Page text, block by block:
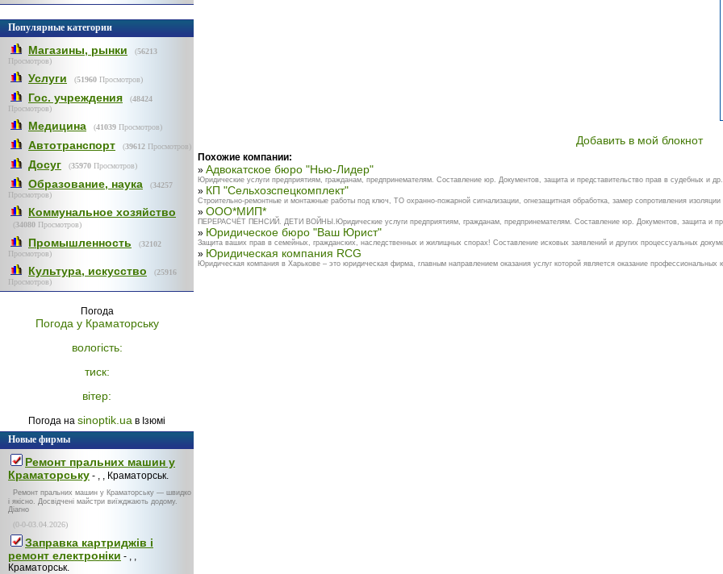
Популярные категории
Магазины, рынки (56213
Просмотров)
Услуги (51960 Просмотров)
Гос. учреждения (48424
Просмотров)
Медицина (41039 Просмотров)
Автотранспорт (39612 Просмотров)
Досуг (35970 Просмотров)
Образование, наука (34257
Просмотров)
Коммунальное хозяйство
(34080 Просмотров)
Промышленность (32102
Просмотров)
Культура, искусство (25916
Просмотров)
Погода
Погода у Краматорську
вологість:
тиск:
вітер:
Погода на sinoptik.ua в Ізюмі
Новые фирмы
Ремонт пральних машин у
Краматорську - , , Краматорськ.
Ремонт пральних машин у Краматорську — швидко
і якісно. Досвідчені майстри виїжджають додому.
Діагно
(0-0-03.04.2026)
Заправка картриджів і
ремонт електроніки - , ,
Краматорськ.
Добавить в мой блокнот
Похожие компании:
» Адвокатское бюро "Нью-Лидер"
Юридические услуги предприятиям, гражданам, предпринемателям. Составление юр. Документов, защита и представительство прав в судебных и
» КП "Сельхозспецкомплект"
Строительно-ремонтные и монтажные работы под ключ, ТО охранно-пожарной сигнализации, огнезащитная обработка, замер сопротивления изоляции
» ООО*МИП*
ПЕРЕРАСЧЁТ ПЕНСИЙ. ДЕТИ ВОЙНЫ.Юридические услуги предприятиям, гражданам, предпринемателям. Составление юр. Документов, защита и
» Юридическое бюро "Ваш Юрист"
Защита ваших прав в семейных, гражданских, наследственных и жилищных спорах! Составление исковых заявлений и других процессуальных
» Юридическая компания RCG
Юридическая компания в Харькове – это юридическая фирма, главным направлением оказания услуг которой является оказание профессиональных